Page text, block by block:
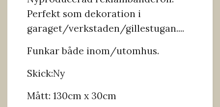
Perfekt som dekoration i
garaget/verkstaden/gillestugan....
Funkar både inom/utomhus.
Skick:Ny
Mått: 130cm x 30cm